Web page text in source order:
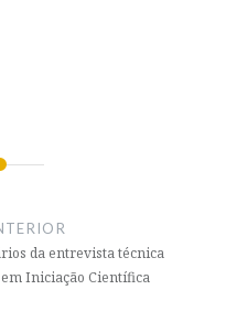
da entrevista técnica
Iniciação Científica